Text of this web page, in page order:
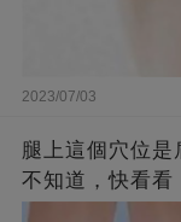
2023/07/03
腿上這個穴位是
不知道，快看看